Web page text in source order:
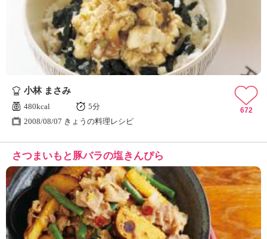
ュ
ケ
ー
シ
ョ
ナ
ん
の
き
ょ
う
の
料
理
」
小林 まさみ
480kcal
5分
2008/08/07 きょうの料理レシピ
672
さつまいもと豚バラの塩きんぴら